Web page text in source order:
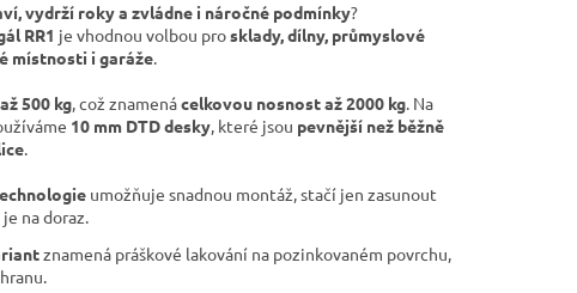
vydrží roky a zvládne i náročné podmínky?
RR1 je vhodnou volbou prosklady, dílny, průmyslové
místnosti i garáže.
500 kg, což znamenácelkovou nosnost až 2000 kg. Na
10 mm DTD desky, které jsou pevnější než běžně
.
umožňuje snadnou montáž, stačí jen zasunout
na doraz.
znamená práškové lakování na pozinkovaném povrchu,